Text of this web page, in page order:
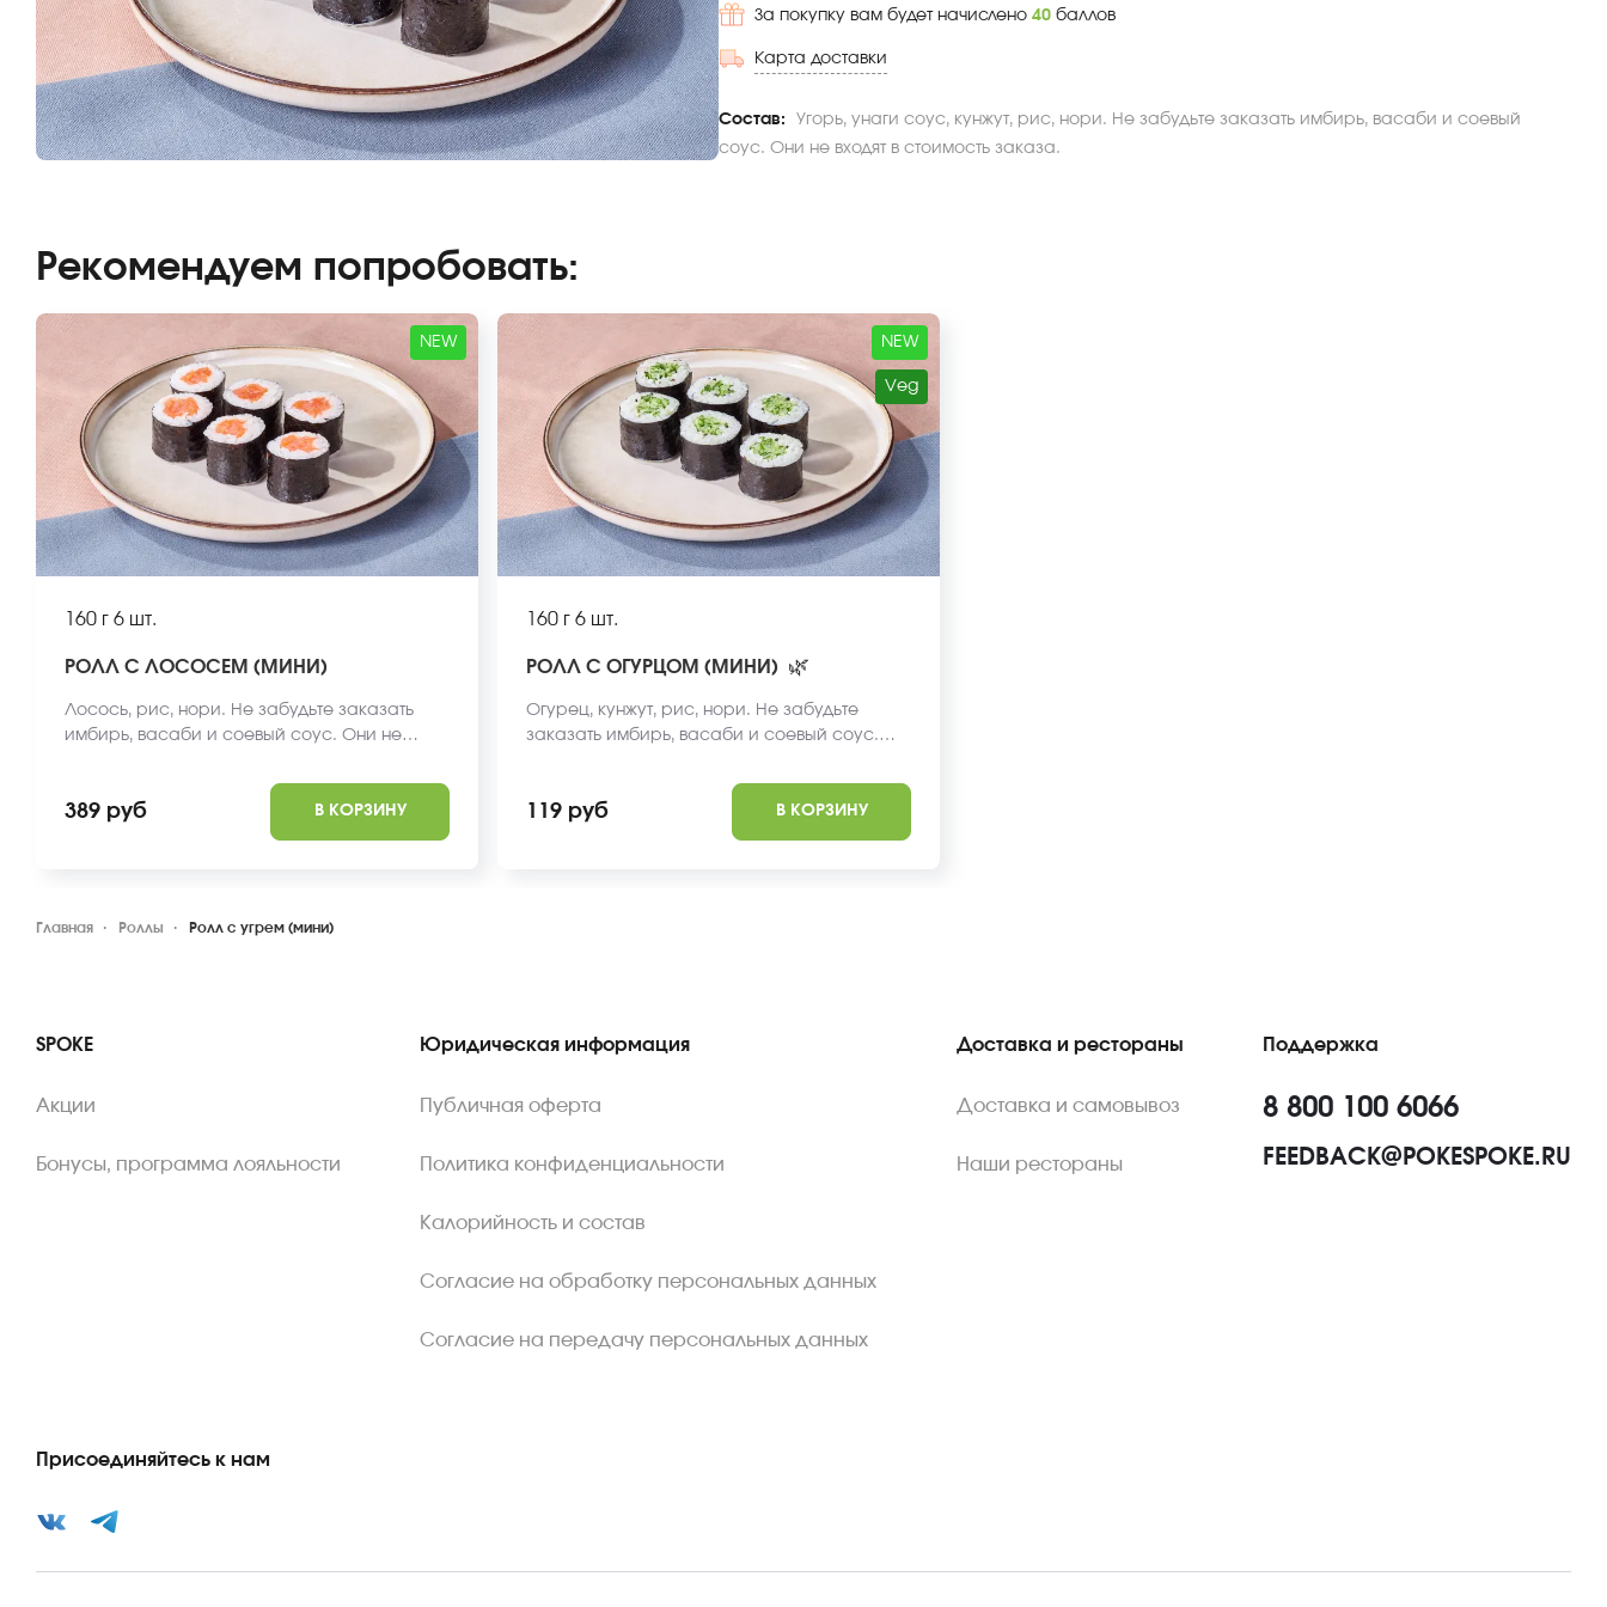
За покупку вам будет начислено 40 баллов
Карта доставки
Состав:
Угорь, унаги соус, кунжут, рис, нори. Не забудьте заказать имбирь, васаби и соевый
соус. Они не входят в стоимость заказа.
Рекомендуем попробовать:
NEW
160 г 6 шт.
РОЛЛ С ЛОСОСЕМ (МИНИ)
Лосось, рис, нори. Не забудьте заказать
имбирь, васаби и соевый соус. Они не
389 руб В КОРЗИНУ
NEW
Veg
160 г 6 шт.
РОЛЛ С ОГУРЦОМ (МИНИ) 🌿
Огурец, кунжут, рис, нори. Не забудьте
заказать имбирь, васаби и соевый соус.
119 руб В КОРЗИНУ
Главная Роллы Ролл с угрем (мини)
SPOKE
Акции
Бонусы, программа лояльности
Юридическая информация
Публичная оферта
Политика конфиденциальности
Калорийность и состав
Согласие на обработку персональных данных
Согласие на передачу персональных данных
Доставка и рестораны
Доставка и самовывоз
Наши рестораны
Поддержка
8 800 100 6066
FEEDBACK@POKESPOKE.RU
Присоединяйтесь к нам